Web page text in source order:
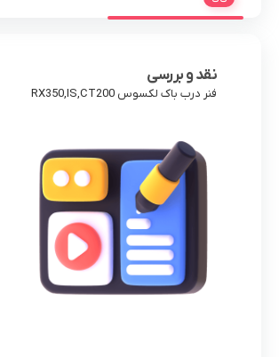
نقد و بررسی
فنر درب باک لکسوس RX350,IS,CT200